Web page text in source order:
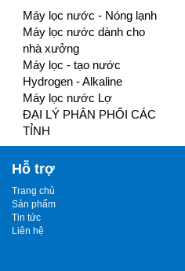
Máy lọc nước - Nóng lạnh
Máy lọc nước dành cho
nhà xưởng
Máy lọc - tạo nước
Hydrogen - Alkaline
Máy lọc nước Lợ
ĐẠI LÝ PHÂN PHỐI CÁC
TỈNH
Hỗ trợ
Trang chủ
Sản phẩm
Tin tức
Liên hệ